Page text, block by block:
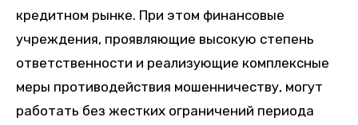
кредитном рынке. При этом финансовые
учреждения, проявляющие высокую степень
ответственности и реализующие комплексные
меры противодействия мошенничеству, могут
работать без жестких ограничений периода